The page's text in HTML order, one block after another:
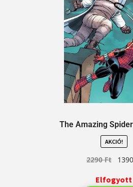
The Amazing
AKCIÓ!
2290Ft 1390
Elfogyott